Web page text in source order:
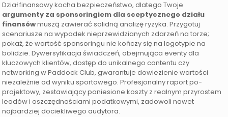
Dział finansowy kocha bezpieczeństwo, dlatego Twoje
argumenty za sponsoringiem dla sceptycznego działu
finansówmuszą zawierać solidną analizę ryzyka. Przygotuj
scenariusze na wypadek nieprzewidzianych zdarzeń na torze;
pokaż, że wartość sponsoringu nie kończy się na logotypie na
bolidzie. Dywersyfikacja świadczeń, obejmująca eventy dla
kluczowych klientów, dostęp do unikalnego contentu czy
networking w Paddock Club, gwarantuje dowiezienie wartości
niezależnie od wyniku sportowego. Profesjonalny raport po-
projektowy, zestawiający poniesione koszty z realnym przyrostem
leadów i oszczędnościami podatkowymi, zadowoli nawet
najbardziej dociekliwego audytora.